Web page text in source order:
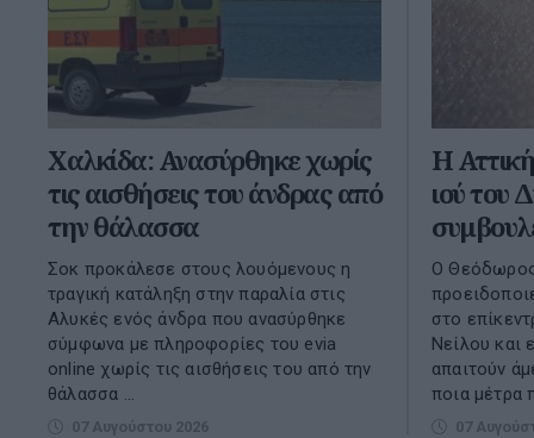
Χαλκίδα: Ανασύρθηκε χωρίς
τις αισθήσεις του άνδρας από
την θάλασσα
Σοκ προκάλεσε στους λουόμενους η
τραγική κατάληξη στην παραλία στις
Αλυκές ενός άνδρα που ανασύρθηκε
σύμφωνα με πληροφορίες του evia
online χωρίς τις αισθήσεις του από την
θάλασσα ...
07 Αυγούστου 2026
Η
ιού του
Ο
στο
Νείλου και
απαιτούν
ποια μέτρα
07